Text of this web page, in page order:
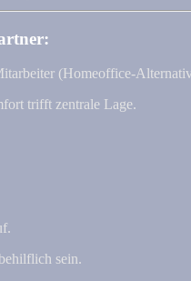
(Homeoffice-
trifft zentrale Lage.
sein.